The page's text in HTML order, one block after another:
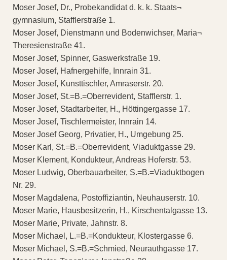
Moser Josef, Dr., Probekandidat d. k. k. Staats¬
gymnasium, Stafflerstraße 1.
Moser Josef, Dienstmann und Bodenwichser, Maria¬
Theresienstraße 41.
Moser Josef, Spinner, Gaswerkstraße 19.
Moser Josef, Hafnergehilfe, Innrain 31.
Moser Josef, Kunsttischler, Amraserstr. 20.
Moser Josef, St.=B.=Oberrevident, Stafflerstr. 1.
Moser Josef, Stadtarbeiter, H., Höttingergasse 17.
Moser Josef, Tischlermeister, Innrain 14.
Moser Josef Georg, Privatier, H., Umgebung 25.
Moser Karl, St.=B.=Oberrevident, Viaduktgasse 29.
Moser Klement, Kondukteur, Andreas Hoferstr. 53.
Moser Ludwig, Oberbauarbeiter, S.=B.=Viaduktbogen
Nr. 29.
Moser Magdalena, Postoffiziantin, Neuhauserstr. 10.
Moser Marie, Hausbesitzerin, H., Kirschentalgasse 13.
Moser Marie, Private, Jahnstr. 8.
Moser Michael, L.=B.=Kondukteur, Klostergasse 6.
Moser Michael, S.=B.=Schmied, Neurauthgasse 17.